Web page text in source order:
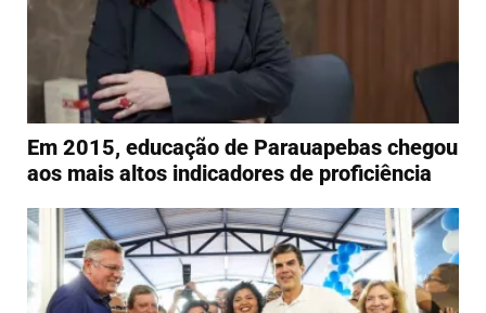
Em 2015, educação de Parauapebas chegou
aos mais altos indicadores de proficiência